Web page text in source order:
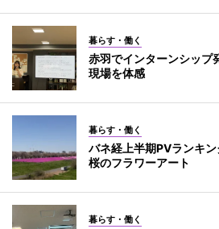
暮らす・働く
赤羽でインターンシッ
現場を体感
暮らす・働く
バネ経上半期PVランキ
桜のフラワーアート
暮らす・働く